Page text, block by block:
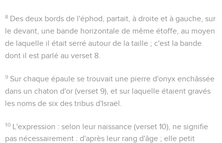
8 Des deux bords de l'éphod, partait, à droite et à gauche, sur
le devant, une bande horizontale de même étoffe, au moyen
de laquelle il était serré autour de la taille ; c'est la bande
dont il est parlé au verset 8.
9 Sur chaque épaule se trouvait une pierre d'onyx enchâssée
dans un chaton d'or (verset 9), et sur laquelle étaient gravés
les noms de six des tribus d'Israël.
10 L'expression :selon leur naissance (verset 10), ne signifie
pas nécessairement : d'après leur rang d'âge ; elle petit